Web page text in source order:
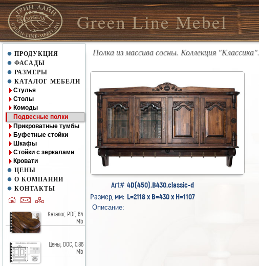
Полка из массива сосны. Коллекция "Классика".
Art# 4D(450).B430.classic-d
Размер, мм: L=2118 x B=430 x H=1107
Описание:
Green Line Mebel
ПРОДУКЦИЯ
ФАСАДЫ
РАЗМЕРЫ
КАТАЛОГ МЕБЕЛИ
Стулья
Столы
Комоды
Подвесные полки
Прикроватные тумбы
Буфетные стойки
Шкафы
Стойки с зеркалами
Кровати
ЦЕНЫ
О КОМПАНИИ
КОНТАКТЫ
Каталог, PDF, 6.4
Mb
Цены, DOC, 0.86
Mb